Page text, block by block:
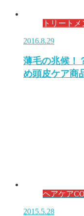
トリートメ
2016.8.29
薄毛の兆候！
め頭皮ケア商
ヘアケア
2015.5.28